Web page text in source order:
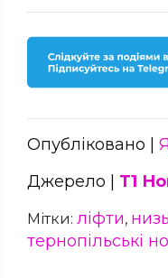
Опубліковано |
Джерело | Т1
Мітки: ліфти,
тернопільські